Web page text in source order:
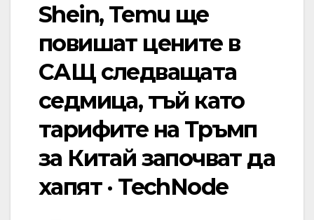
Shein, Temu ще
повишат цените в
САЩ следващата
седмица, тъй като
тарифите на Тръмп
за Китай започват да
хапят · TechNode